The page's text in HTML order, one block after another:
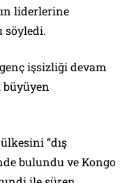
liderlerine
söyledi.
işsizliği devam
büyüyen
“dış
bulundu ve Kongo